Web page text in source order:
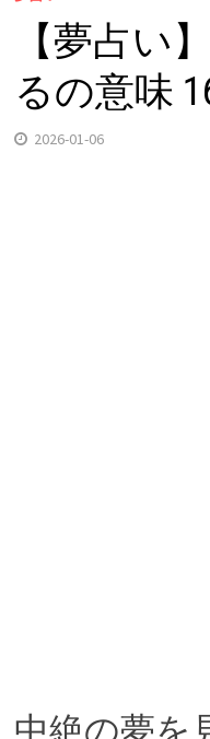
【夢占い
るの意味
2026-01-06
中絶の夢を